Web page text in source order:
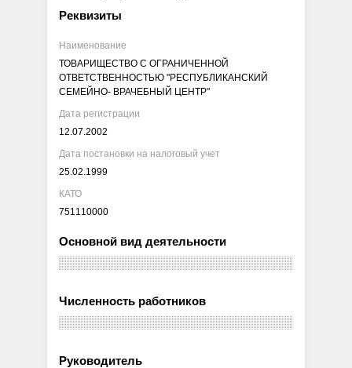
Реквизиты
Наименование
ТОВАРИЩЕСТВО С ОГРАНИЧЕННОЙ
ОТВЕТСТВЕННОСТЬЮ "РЕСПУБЛИКАНСКИЙ
СЕМЕЙНО- ВРАЧЕБНЫЙ ЦЕНТР"
Дата регистрации
12.07.2002
Дата постановки на налоговый учет
25.02.1999
КАТО
751110000
Основной вид деятельности
Численность работников
Руководитель